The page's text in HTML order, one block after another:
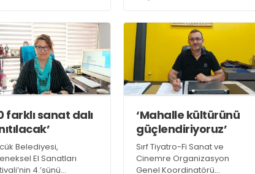
izleyenlere
dolu mücadeleler
yavrusu “Atlas”,
Büyükşehir’in yaban hayatını
koruma çalışmalarının yeni
simgesi oldu
farklı sanat dalı
Belediyesi,
El Sanatları
4.’sünü
‘Mahalle kültürünü
güçlendiriyoruz’
Sırf Tiyatro-Fi Sanat ve
Cinemre Organizasyon
Genel Koordinatörü